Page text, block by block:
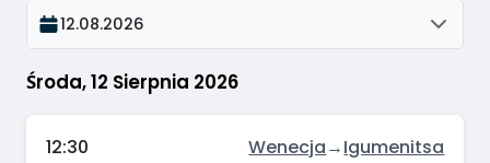
Środa, 12 Sierpnia 2026
12.08.2026
12:30 Wenecja→Igumenitsa